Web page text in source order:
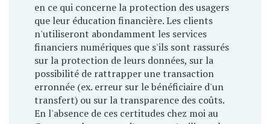
en ce qui concerne la protection des usagers
que leur éducation financière. Les clients
n'utiliseront abondamment les services
financiers numériques que s'ils sont rassurés
sur la protection de leurs données, sur la
possibilité de rattrapper une transaction
erronnée (ex. erreur sur le bénéficiaire d'un
transfert) ou sur la transparence des coûts.
En l'absence de ces certitudes chez moi au